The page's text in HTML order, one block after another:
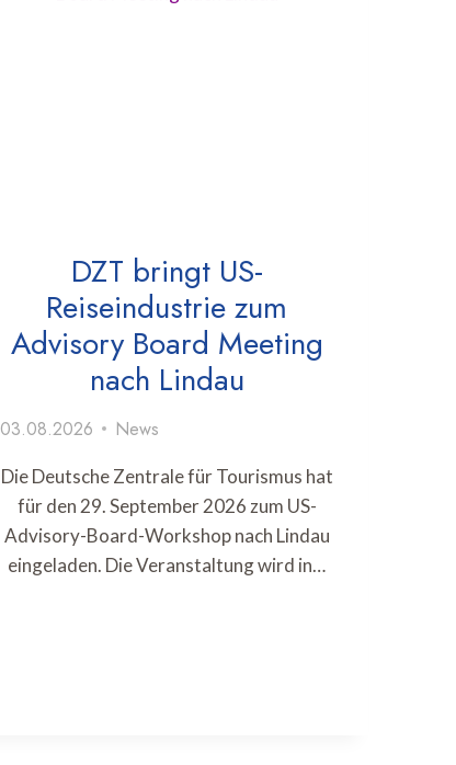
DZT bringt US-
Reiseindustrie zum
Advisory Board Meeting
nach Lindau
03.08.2026 News
Die Deutsche Zentrale für Tourismus hat
für den 29. September 2026 zum US-
Advisory-Board-Workshop nach Lindau
eingeladen. Die Veranstaltung wird in…